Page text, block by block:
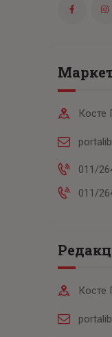
Косте
011/
011/
Косте